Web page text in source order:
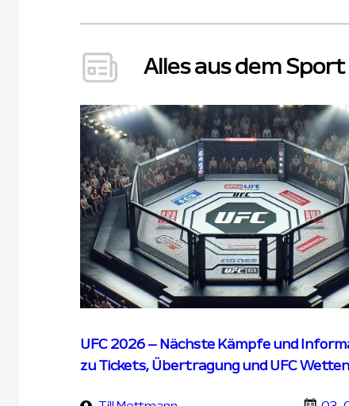
Alles aus dem Sport
UFC 2026 – Nächste Kämpfe und
zu Tickets, Übertragung und UFC Wetten